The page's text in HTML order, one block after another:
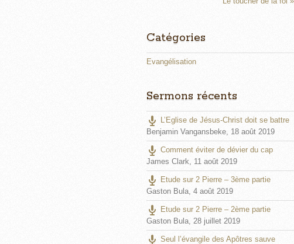
Catégories
Evangélisation
Sermons récents
L’Eglise de Jésus-Christ doit se battre
Benjamin Vangansbeke, 18 août 2019
Comment éviter de dévier du cap
James Clark, 11 août 2019
Etude sur 2 Pierre – 3ème partie
Gaston Bula, 4 août 2019
Etude sur 2 Pierre – 2ème partie
Gaston Bula, 28 juillet 2019
Seul l’évangile des Apôtres sauve